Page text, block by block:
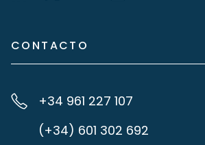
CONTACTO
+34 961 227 107
(+34) 601 302 692